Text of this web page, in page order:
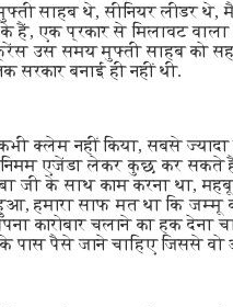
साहब थे, सीनियर लीडर थे,
हैं, एक प्रकार से मिलावट वाला
उस समय मुफ्ती साहब को
सरकार बनाई ही नहीं थी.
क्लेम नहीं किया, सबसे
एजेंडा लेकर कुछ कर सकते
के साथ काम करना था,
हमारा साफ मत था कि जम्मू
कारोबार चलाने का हक देना
पास पैसे जाने चाहिए जिससे